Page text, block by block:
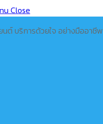
Close
นต์ บริการด้วยใจ อย่างมืออาชีพ